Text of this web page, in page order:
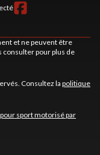
et ne peuvent être
pour plus de
Consultez la politique
sport motorisé par